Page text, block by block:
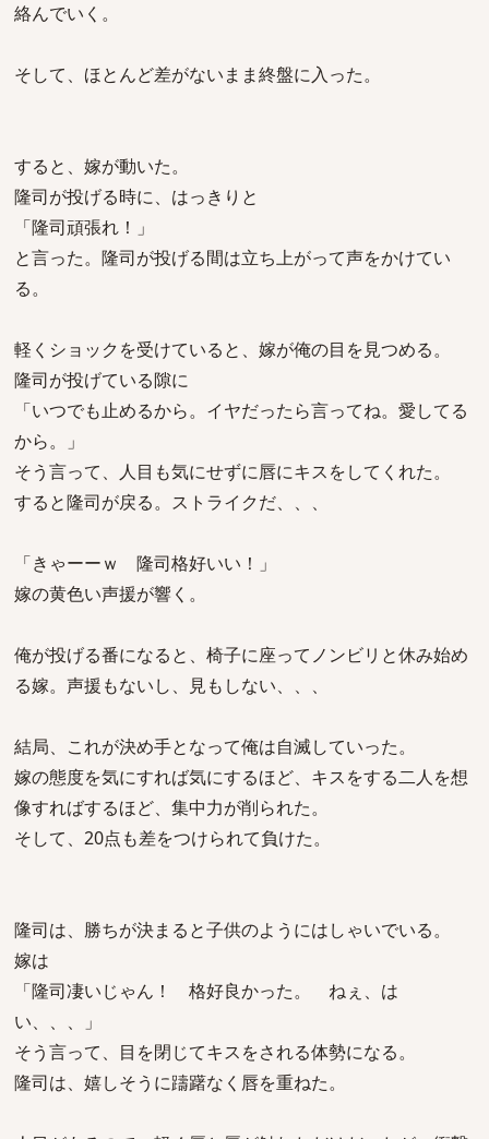
絡んでいく。
そして、ほとんど差がないまま終盤に入った。
すると、嫁が動いた。
隆司が投げる時に、はっきりと
「隆司頑張れ！」
と言った。隆司が投げる間は立ち上がって声をかけてい
る。
軽くショックを受けていると、嫁が俺の目を見つめる。
隆司が投げている隙に
「いつでも止めるから。イヤだったら言ってね。愛してる
から。」
そう言って、人目も気にせずに唇にキスをしてくれた。
すると隆司が戻る。ストライクだ、、、
「きゃーーｗ 隆司格好いい！」
嫁の黄色い声援が響く。
俺が投げる番になると、椅子に座ってノンビリと休み始め
る嫁。声援もないし、見もしない、、、
結局、これが決め手となって俺は自滅していった。
嫁の態度を気にすれば気にするほど、キスをする二人を想
像すればするほど、集中力が削られた。
そして、20点も差をつけられて負けた。
隆司は、勝ちが決まると子供のようにはしゃいでいる。
嫁は
「隆司凄いじゃん！ 格好良かった。 ねぇ、は
い、、、」
そう言って、目を閉じてキスをされる体勢になる。
隆司は、嬉しそうに躊躇なく唇を重ねた。